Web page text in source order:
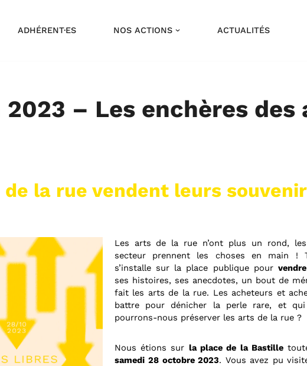
ADHÉRENT·ES NOS ACTIONS ACTUALITÉS
– Les enchères des
de la rue vendent leurs
Les arts de la rue n’ont plus un rond, les
secteur prennent les choses en main !
s’installe sur la place publique pour
ses histoires, ses anecdotes, un bout de
fait les arts de la rue. Les acheteurs et
battre pour dénicher la perle rare, et
pourrons-nous préserver les arts de la rue ?
Nous étions sur la place de la Bastille
samedi 28 octobre 2023. Vous avez pu